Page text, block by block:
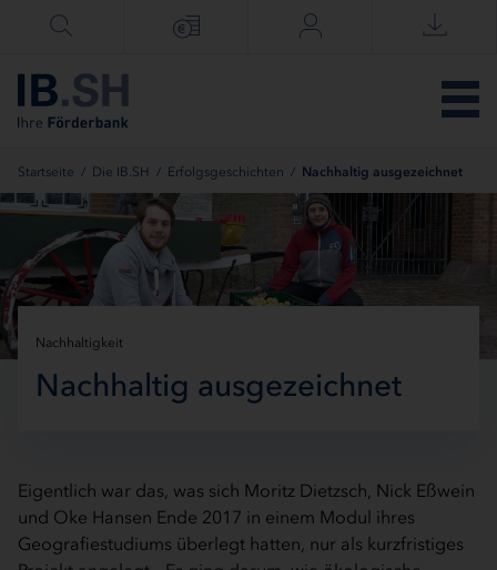
Menü überspringen
Startseite / Die IB.SH / Erfolgsgeschichten / Nachhaltig ausgezeichnet
Nachhaltigkeit
Nachhaltig ausgezeichnet
Eigentlich war das, was sich Moritz Dietzsch, Nick Eßwein
und Oke Hansen Ende 2017 in einem Modul ihres
Geografiestudiums überlegt hatten, nur als kurzfristiges